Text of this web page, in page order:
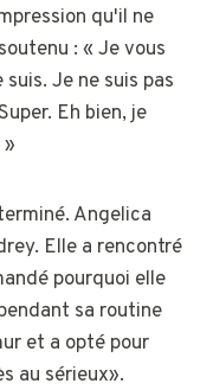
qu'il ne
: « Je vous
Je ne suis pas
Eh bien, je
Angelica
Elle a rencontré
pourquoi elle
sa routine
et a opté pour
au sérieux».